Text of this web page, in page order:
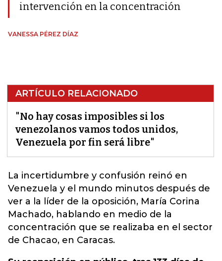
intervención en la concentración
VANESSA PÉREZ DÍAZ
ARTÍCULO RELACIONADO
"No hay cosas imposibles si los
venezolanos vamos todos unidos,
Venezuela por fin será libre"
La incertidumbre y confusión reinó en
Venezuela y el mundo minutos después de
ver a la líder de la oposición, María Corina
Machado, hablando en medio de la
concentración que se realizaba en el sector
de Chacao, en Caracas.